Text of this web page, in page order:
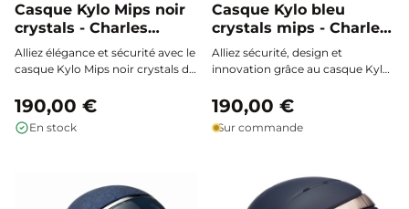
Casque Kylo Mips noir
crystals - Charles
Owen
Alliez élégance et sécurité avec le
casque Kylo Mips noir crystals de
technologie MIPS pour une
protection optimale contre les
impacts rotatifs, il offre un
détails “crystals” sophistiqués
pour briller en piste.
190,00 €
En stock
Casque Kylo bleu
crystals mips - Charles
Owen
Alliez sécurité, design et
innovation grâce au casque Kylo
Owen. Léger, soigneusement
ajustable et doté de la
technologie MIPS, il offre une
une ventilation maximale pour
sublimer votre expérience à
190,00 €
Sur commande